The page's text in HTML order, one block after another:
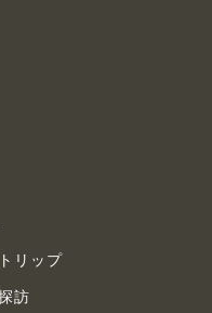
リップ
訪